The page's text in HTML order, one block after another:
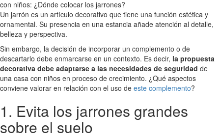
con niños: ¿Dónde colocar los jarrones?
Un jarrón es un artículo decorativo que tiene una función estética y
ornamental. Su presencia en una estancia añade atención al detalle,
belleza y perspectiva.
Sin embargo, la decisión de incorporar un complemento o de
descartarlo debe enmarcarse en un contexto. Es decir, la propuesta
decorativa debe adaptarse a las necesidades de seguridad de
una casa con niños en proceso de crecimiento. ¿Qué aspectos
conviene valorar en relación con el uso de este complemento?
1. Evita los jarrones grandes
sobre el suelo